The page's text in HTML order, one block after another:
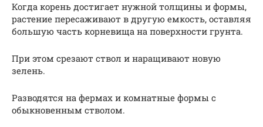
Когда корень достигает нужной толщины и формы,
растение пересаживают в другую емкость, оставляя
большую часть корневища на поверхности грунта.
При этом срезают ствол и наращивают новую
зелень.
Разводятся на фермах и комнатные формы с
обыкновенным стволом.